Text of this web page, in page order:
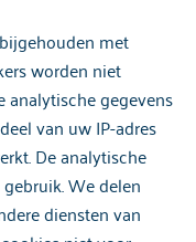
met
worden niet
analytische gegevens
van uw IP-adres
De analytische
We delen
diensten van